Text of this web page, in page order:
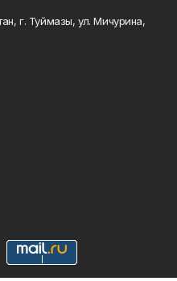
г. Туймазы, ул. Мичурина,